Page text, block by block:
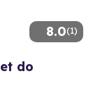
8.0(1)
do